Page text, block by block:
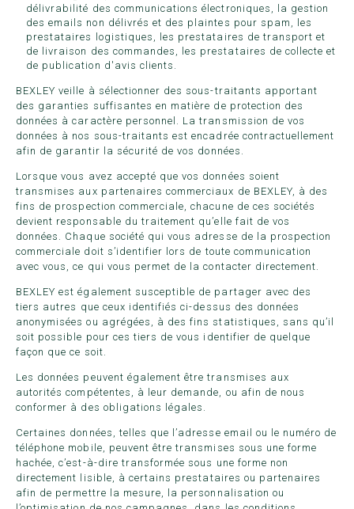
délivrabilité des communications électroniques, la gestion
des emails non délivrés et des plaintes pour spam, les
prestataires logistiques, les prestataires de transport et
de livraison des commandes, les prestataires de collecte et
de publication d'avis clients.
BEXLEY veille à sélectionner des sous-traitants apportant
des garanties suffisantes en matière de protection des
données à caractère personnel. La transmission de vos
données à nos sous-traitants est encadrée contractuellement
afin de garantir la sécurité de vos données.
Lorsque vous avez accepté que vos données soient
transmises aux partenaires commerciaux de BEXLEY, à des
fins de prospection commerciale, chacune de ces sociétés
devient responsable du traitement qu’elle fait de vos
données. Chaque société qui vous adresse de la prospection
commerciale doit s’identifier lors de toute communication
avec vous, ce qui vous permet de la contacter directement.
BEXLEY est également susceptible de partager avec des
tiers autres que ceux identifiés ci-dessus des données
anonymisées ou agrégées, à des fins statistiques, sans qu’il
soit possible pour ces tiers de vous identifier de quelque
façon que ce soit.
Les données peuvent également être transmises aux
autorités compétentes, à leur demande, ou afin de nous
conformer à des obligations légales.
Certaines données, telles que l’adresse email ou le numéro de
téléphone mobile, peuvent être transmises sous une forme
hachée, c’est-à-dire transformée sous une forme non
directement lisible, à certains prestataires ou partenaires
afin de permettre la mesure, la personnalisation ou